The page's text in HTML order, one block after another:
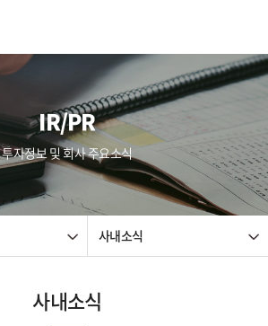
IR/PR
투자정보 및 회사 주요소식
사내소식
사내소식